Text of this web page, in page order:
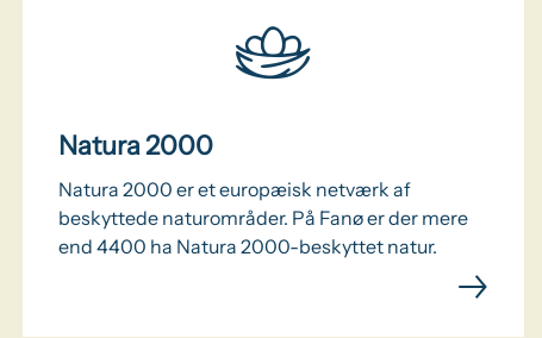
Natura 2000
Natura 2000 er et europæisk netværk af
beskyttede naturområder. På Fanø er der mere
end 4400 ha Natura 2000-beskyttet natur.